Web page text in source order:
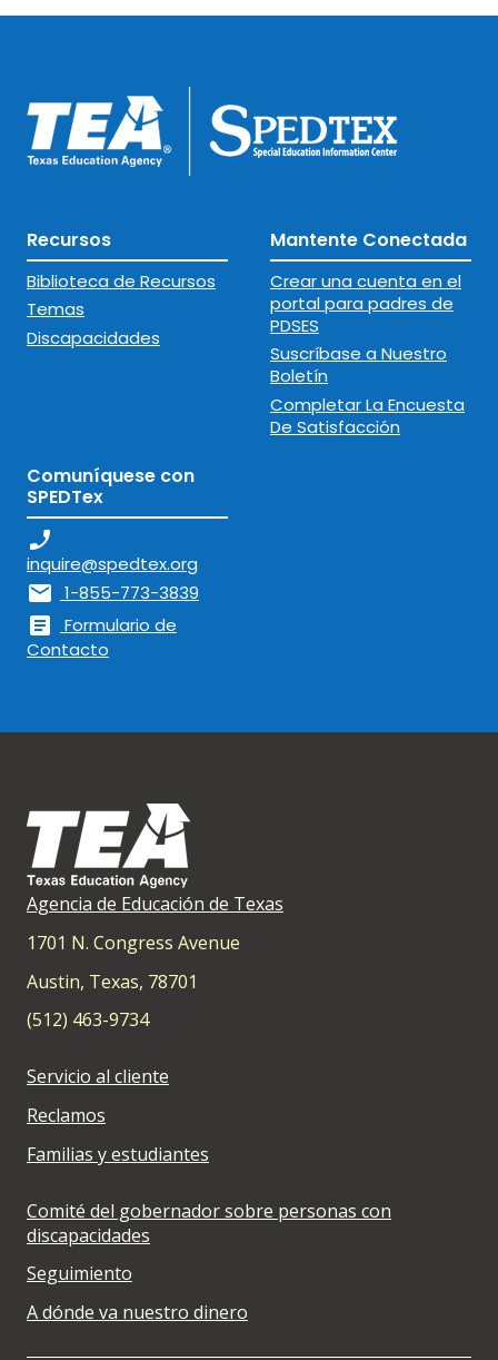
Recursos
Biblioteca de Recursos
Temas
Discapacidades
Mantente Conectada
Crear una cuenta en el
portal para padres de
PDSES
Suscríbase a Nuestro
Boletín
Completar La Encuesta
De Satisfacción
Comuníquese con
SPEDTex
phone_enabled
inquire@spedtex.org
mail 1-855-773-3839
article
Formulario de
Contacto
Agencia de Educación de Texas
1701 N. Congress Avenue
Austin, Texas, 78701
(512) 463-9734
Servicio al cliente
Reclamos
Familias y estudiantes
Comité del gobernador sobre personas con
discapacidades
Seguimiento
A dónde va nuestro dinero